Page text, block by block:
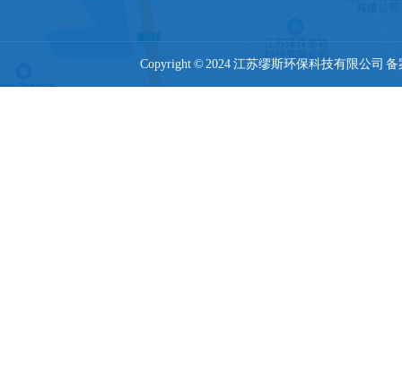
Copyright © 2024 江苏缪斯环保科技有限公司